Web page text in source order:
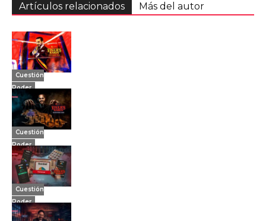
Artículos relacionados Más del autor
Cuestión
Poder
Cuestión
Poder
Cuestión
Poder